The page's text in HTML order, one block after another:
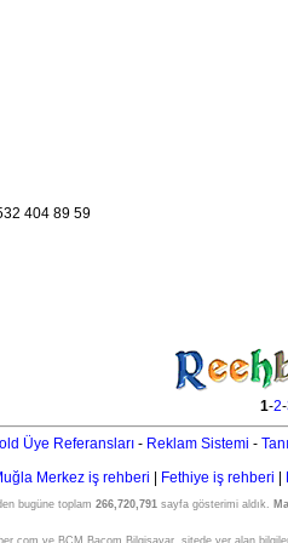
404 89 59
1-2-
Üye Referansları - Reklam Sistemi -
Merkez iş rehberi Fethiye iş rehberi
bugüne toplam 266,720,791sayfa gösterimi aldık.
ve BCM Bacom Bilgisayar, sitede yer alan